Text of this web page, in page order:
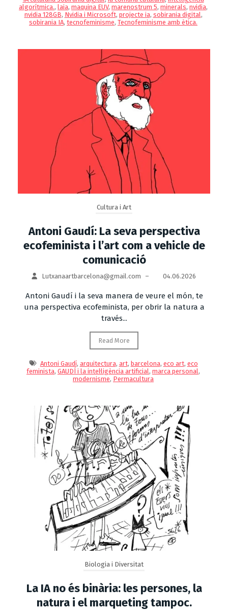
algorítmica., laia, maquina EUV, marenostrum 5, minerals, nvidia,
nvidia 128GB, Nvidia i Microsoft, projecte ia, sobirania digital ,
sobirania IA, tecnofeminisme, Tecnofeminisme amb ètica.
Cultura i Art
Antoni Gaudí: La seva perspectiva
ecofeminista i l’art com a vehicle de
comunicació
Lutxanaartbarcelona@gmail.com – 04.06.2026
Antoni Gaudí i la seva manera de veure el món, te
una perspectiva ecofeminista, per obrir la natura a
través...
Read More
Antoni Gaudí, arquitectura, art, barcelona, eco art, eco
feminista, GAUDÍ i la intel·ligència artificial, marca personal,
modernisme, Permacultura
Biologia i Diversitat
La IA no és binària: les persones, la
natura i el marqueting tampoc.